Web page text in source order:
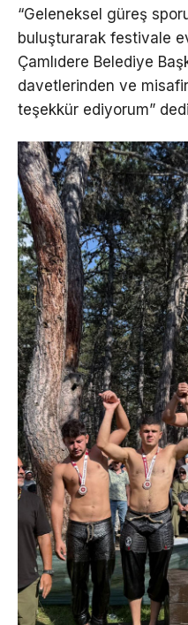
“Geleneksel güreş
buluşturarak festivale
Çamlıdere Belediye
davetlerinden ve
teşekkür ediyorum”